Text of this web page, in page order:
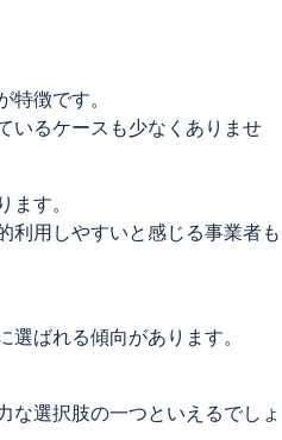
特徴です。
いるケースも少なくありませ
ます。
利用しやすいと感じる事業者も
ばれる傾向があります。
な選択肢の一つといえるでしょ